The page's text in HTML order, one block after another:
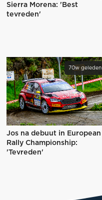
Sierra Morena: 'Best
tevreden'
70w geleden
Jos na debuut in European
Rally Championship:
'Tevreden'